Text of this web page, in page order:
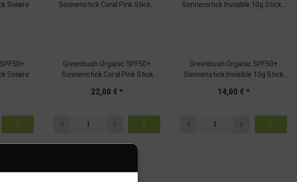
Solaire
Greenbush Organic SPF50+
Sonnenstick Coral Pink Stick
22,00 € *
Greenbush Organic SPF50+
Sonnenstick Invisible 10g Stick
14,00 € *